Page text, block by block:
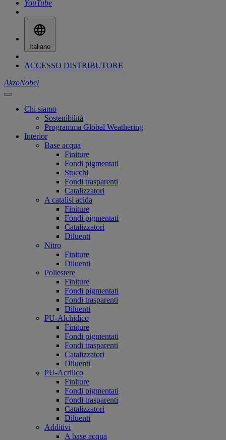
YouTube
Italiano
ACCESSO DISTRIBUTORE
AkzoNobel
Chi siamo
Sostenibilità
Programma Global Weathering
Interior
Base acqua
Finiture
Fondi pigmentati
Stucchi
Fondi trasparenti
Catalizzatori
A catalisi acida
Finiture
Fondi pigmentati
Catalizzatori
Diluenti
Nitro
Finiture
Diluenti
Poliestere
Finiture
Fondi pigmentati
Fondi trasparenti
Diluenti
PU-Alchidico
Finiture
Fondi pigmentati
Fondi trasparenti
Catalizzatori
Diluenti
PU-Acrilico
Finiture
Fondi pigmentati
Fondi trasparenti
Catalizzatori
Diluenti
Additivi
A base acqua